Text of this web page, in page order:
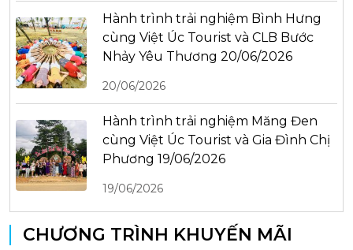
Hành trình trải nghiệm Bình Hưng
cùng Việt Úc Tourist và CLB Bước
Nhảy Yêu Thương 20/06/2026
20/06/2026
Hành trình trải nghiệm Măng Đen
cùng Việt Úc Tourist và Gia Đình Chị
Phương 19/06/2026
19/06/2026
CHƯƠNG TRÌNH KHUYẾN MÃI